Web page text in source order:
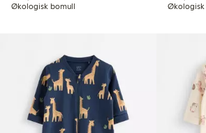
Økologisk bomull Økologisk